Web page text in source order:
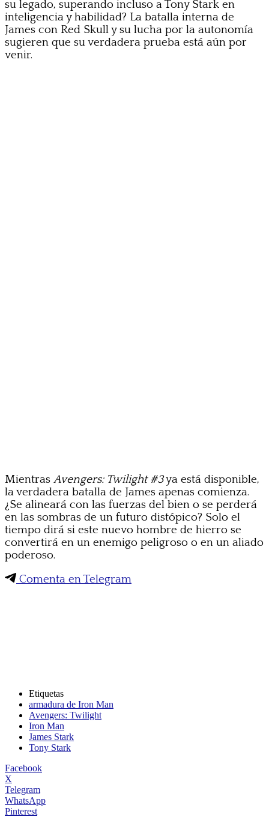
su legado, superando incluso a Tony Stark en
inteligencia y habilidad? La batalla interna de
James con Red Skull y su lucha por la autonomía
sugieren que su verdadera prueba está aún por
venir.
MientrasAvengers: Twilight #3ya está disponible,
la verdadera batalla de James apenas comienza.
¿Se alineará con las fuerzas del bien o se perderá
en las sombras de un futuro distópico? Solo el
tiempo dirá si este nuevo hombre de hierro se
convertirá en un enemigo peligroso o en un aliado
poderoso.
Comenta en Telegram
Etiquetas
armadura de Iron Man
Avengers: Twilight
Iron Man
James Stark
Tony Stark
Facebook
X
Telegram
WhatsApp
Pinterest